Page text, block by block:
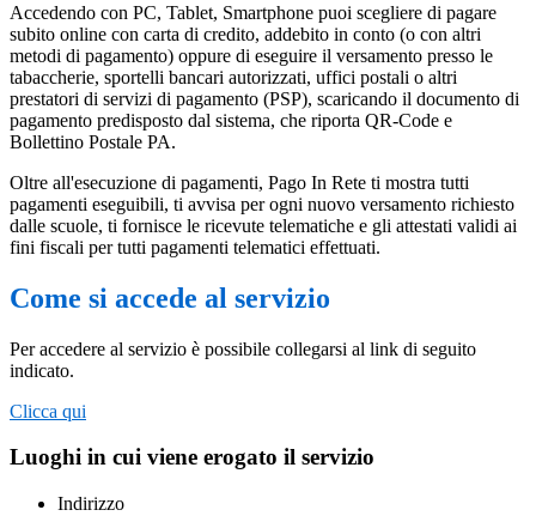
Accedendo con PC, Tablet, Smartphone puoi scegliere di pagare
subito online con carta di credito, addebito in conto (o con altri
metodi di pagamento) oppure di eseguire il versamento presso le
tabaccherie, sportelli bancari autorizzati, uffici postali o altri
prestatori di servizi di pagamento (PSP), scaricando il documento di
pagamento predisposto dal sistema, che riporta QR-Code e
Bollettino Postale PA.
Oltre all'esecuzione di pagamenti, Pago In Rete ti mostra tutti
pagamenti eseguibili, ti avvisa per ogni nuovo versamento richiesto
dalle scuole, ti fornisce le ricevute telematiche e gli attestati validi ai
fini fiscali per tutti pagamenti telematici effettuati.
Come si accede al servizio
Per accedere al servizio è possibile collegarsi al link di seguito
indicato.
Clicca qui
Luoghi in cui viene erogato il servizio
Indirizzo